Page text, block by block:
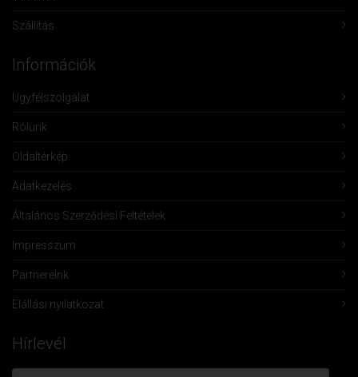
Szállítás
Információk
Ügyfélszolgálat
Rólunk
Oldaltérkép
Adatkezelés
Általános Szerződési Feltételek
Impresszum
Partnereink
Elállási nyilatkozat
Hírlevél